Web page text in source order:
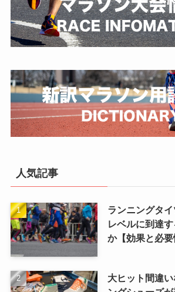
人気記事
ランニングタ
レベルに到達
か【効果と必要
大ヒット間違